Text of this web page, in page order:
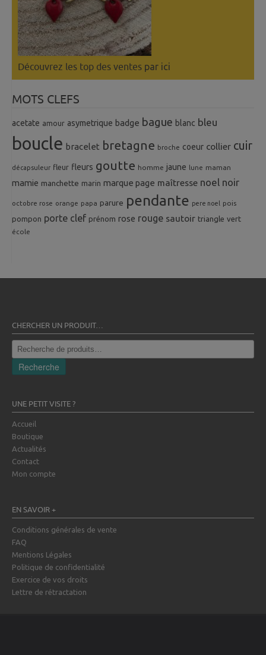
Découvrez les top des ventes par ici
MOTS CLEFS
acetate amour asymetrique badge bague blanc bleu
boucle bracelet bretagne broche coeur collier cuir
décapsuleur fleur fleurs goutte homme jaune lune maman
mamie manchette marin marque page maîtresse noel noir
octobre rose orange papa parure pendante pere noel pois
pompon porte clef prénom rose rouge sautoir triangle vert
école
CHERCHER UN PRODUIT…
Recherche
pour :
Recherche
UNE PETIT VISITE ?
Accueil
Boutique
Actualités
Contact
Mon compte
EN SAVOIR +
Conditions générales de vente
FAQ
Mentions Légales
Politique de confidentialité
Exercice de vos droits
Lettre de rétractation